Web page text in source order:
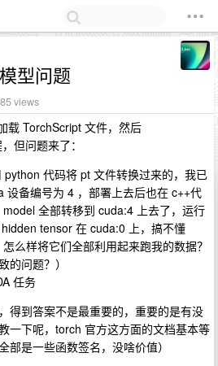
型问题
views
载 TorchScript 文件，然后
但问题来了：
代码将 pt 文件转换过来的，我已
设备编号为 4 ，部署上去后也在 c++代
全部转移到 cuda:4 上去了，运行
tensor 在 cuda:0 上，搞不懂
么样将它们全部利用起来跑我的数据？
的问题？）
任务
得到答案不是最重要的，重要的是有没
一下呢，torch 官方这方面的文档基本等
部是一些函数签名，没啥价值）